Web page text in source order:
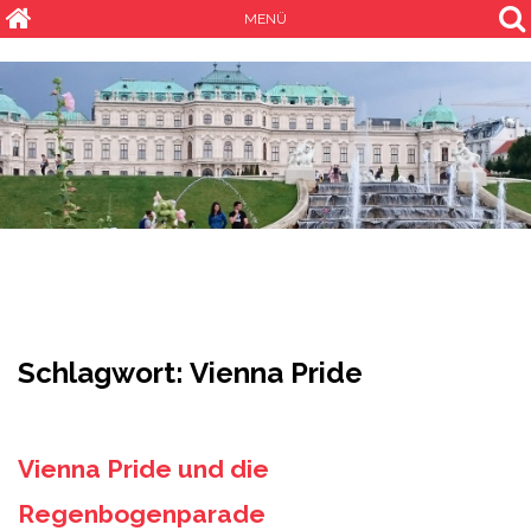
MENÜ
Schlagwort: Vienna Pride
Vienna Pride und die
Regenbogenparade